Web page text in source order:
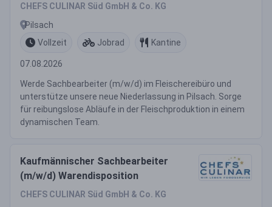
CHEFS CULINAR Süd GmbH & Co. KG
Pilsach
Vollzeit
Jobrad Kantine
07.08.2026
Werde Sachbearbeiter (m/w/d) im Fleischereibüro und
unterstütze unsere neue Niederlassung in Pilsach. Sorge
für reibungslose Abläufe in der Fleischproduktion in einem
dynamischen Team.
Kaufmännischer Sachbearbeiter
(m/w/d) Warendisposition
CHEFS CULINAR Süd GmbH & Co. KG